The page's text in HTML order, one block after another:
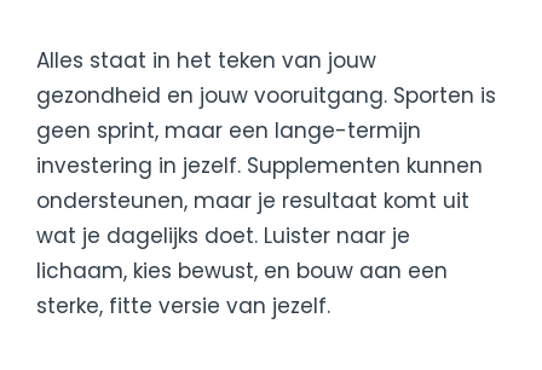
Alles staat in het teken van jouw
gezondheid en jouw vooruitgang. Sporten is
geen sprint, maar een lange-termijn
investering in jezelf. Supplementen kunnen
ondersteunen, maar je resultaat komt uit
wat je dagelijks doet. Luister naar je
lichaam, kies bewust, en bouw aan een
sterke, fitte versie van jezelf.